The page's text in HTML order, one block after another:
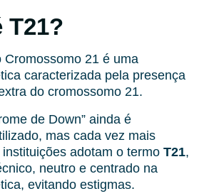
T21?
Cromossomo 21 é uma
caracterizada pela presença
do cromossomo 21.
de Down” ainda é
mas cada vez mais
adotam o termo T21,
neutro e centrado na
evitando estigmas.